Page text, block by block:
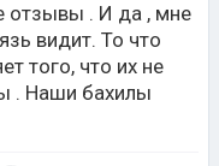
отзывы . И да , мне
видит. То что
того, что их не
. Наши бахилы